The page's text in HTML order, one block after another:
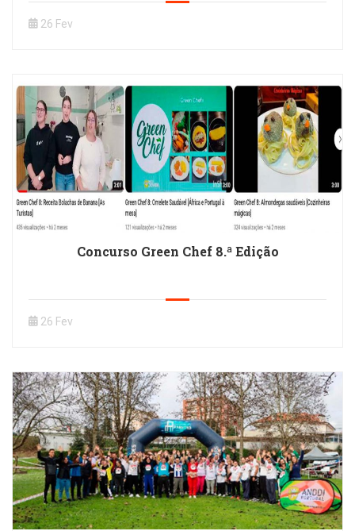
26 Fev
Concurso Green Chef 8.ª Edição
26 Fev